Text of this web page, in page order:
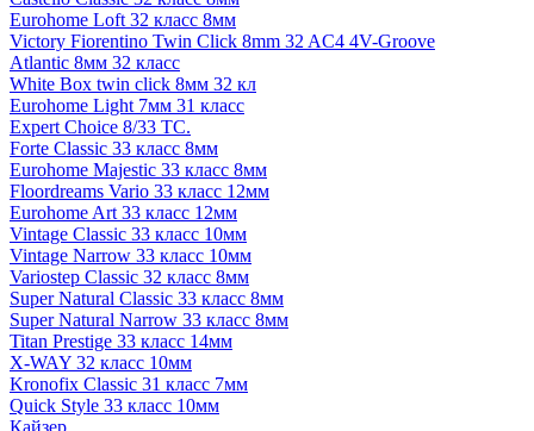
Eurohome Loft 32 класс 8мм
Victory Fiorentino Twin Click 8mm 32 AC4 4V-Groove
Atlantic 8мм 32 класс
White Box twin click 8мм 32 кл
Eurohome Light 7мм 31 класс
Expert Choice 8/33 TC.
Forte Classic 33 класс 8мм
Eurohome Majestic 33 класс 8мм
Floordreams Vario 33 класс 12мм
Eurohome Art 33 класс 12мм
Vintage Classic 33 класс 10мм
Vintage Narrow 33 класс 10мм
Variostep Classic 32 класс 8мм
Super Natural Classic 33 класс 8мм
Super Natural Narrow 33 класс 8мм
Titan Prestige 33 класс 14мм
X-WAY 32 класс 10мм
Kronofix Classic 31 класс 7мм
Quick Style 33 класс 10мм
Кайзер